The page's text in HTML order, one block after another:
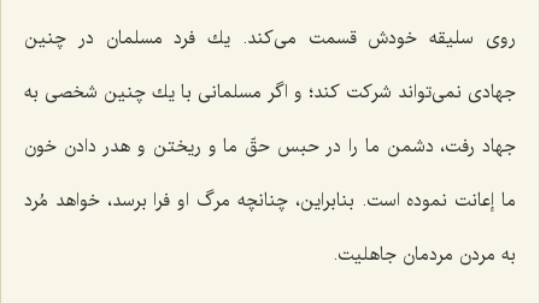
روى سلیقه خودش قسمت مى‌كند. یك فرد مسلمان در چنین
جهادى نمى‌تواند شركت كند؛ و اگر مسلمانى با یك چنین شخصى به
جهاد رفت، دشمن ما را در حبس حقّ ما و ریختن و هدر دادن خون
ما إعانت نموده است. بنابراین، چنانچه مرگ او فرا برسد، خواهد مُرد
به مردن مردمان جاهلیت.